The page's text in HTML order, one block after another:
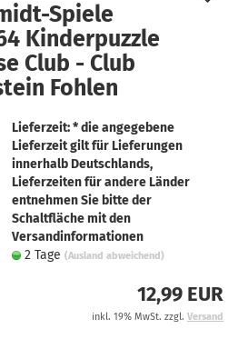
Spiele
Kinderpuzzle
Club - Club
Fohlen
Lieferzeit: * die angegebene
Lieferzeit gilt für Lieferungen
innerhalb Deutschlands,
Lieferzeiten für andere Länder
entnehmen Sie bitte der
Schaltfläche mit den
Versandinformationen
2 Tage (Ausland abweichend)
12,99 EUR
inkl. 19% MwSt. zzgl. Versand